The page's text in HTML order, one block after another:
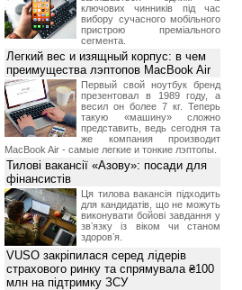
ключових чинників під час
вибору сучасного мобільного
пристрою преміального
сегмента.
Легкий вес и изящный корпус: в чем
преимущества лэптопов MacBook Air
Первый свой ноутбук бренд
презентовал в 1989 году, а
весил он более 7 кг. Теперь
такую «машину» сложно
представить, ведь сегодня та
же компания производит
MacBook Air - самые легкие и тонкие лэптопы.
Тилові вакансії «Азову»: посади для
фінансистів
Ця тилова вакансія підходить
для кандидатів, що не можуть
виконувати бойові завдання у
звʼязку із віком чи станом
здоровʼя.
VUSO закріпилася серед лідерів
страхового ринку та спрямувала ₴100
млн на підтримку ЗСУ